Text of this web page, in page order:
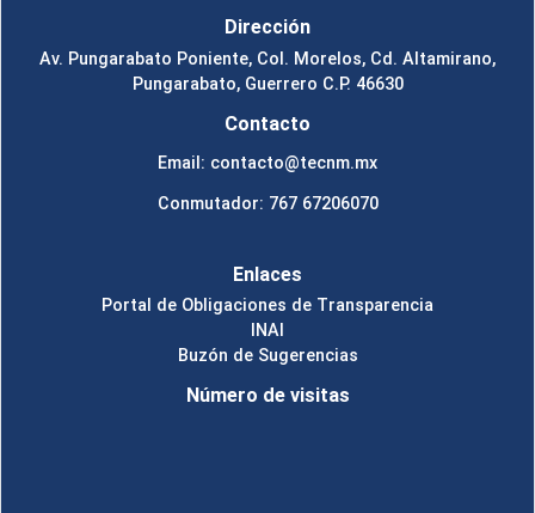
Dirección
Av. Pungarabato Poniente, Col. Morelos, Cd. Altamirano,
Pungarabato, Guerrero C.P. 46630
Contacto
Email: contacto@tecnm.mx
Conmutador: 767 67206070
Enlaces
Portal de Obligaciones de Transparencia
INAI
Buzón de Sugerencias
Número de visitas